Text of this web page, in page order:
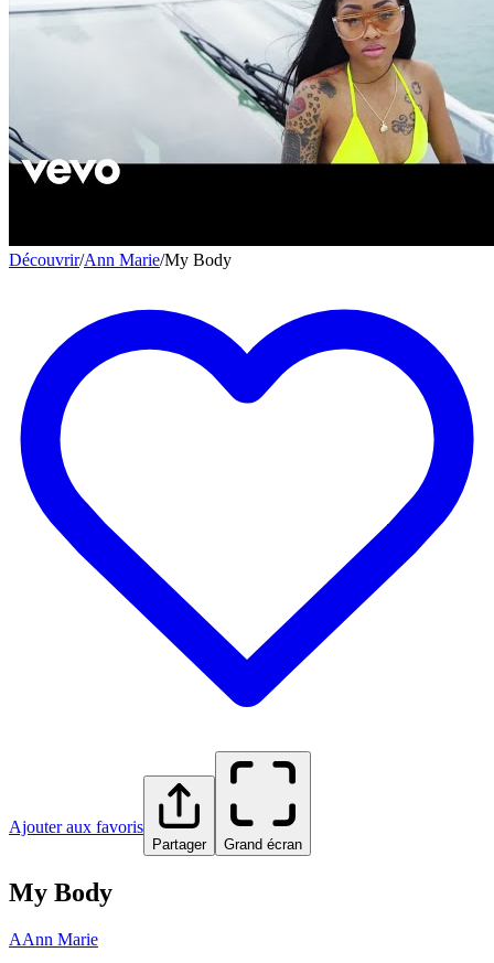
Découvrir/Ann Marie/My Body
Ajouter aux favoris
Partager Grand écran
My Body
AAnn Marie